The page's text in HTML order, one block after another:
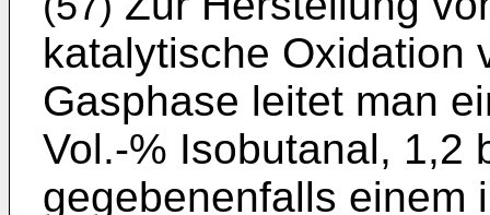
katalytische Oxidation
Gasphase leitet man
Vol.-% Isobutanal, 1,2
gegebenenfalls einem